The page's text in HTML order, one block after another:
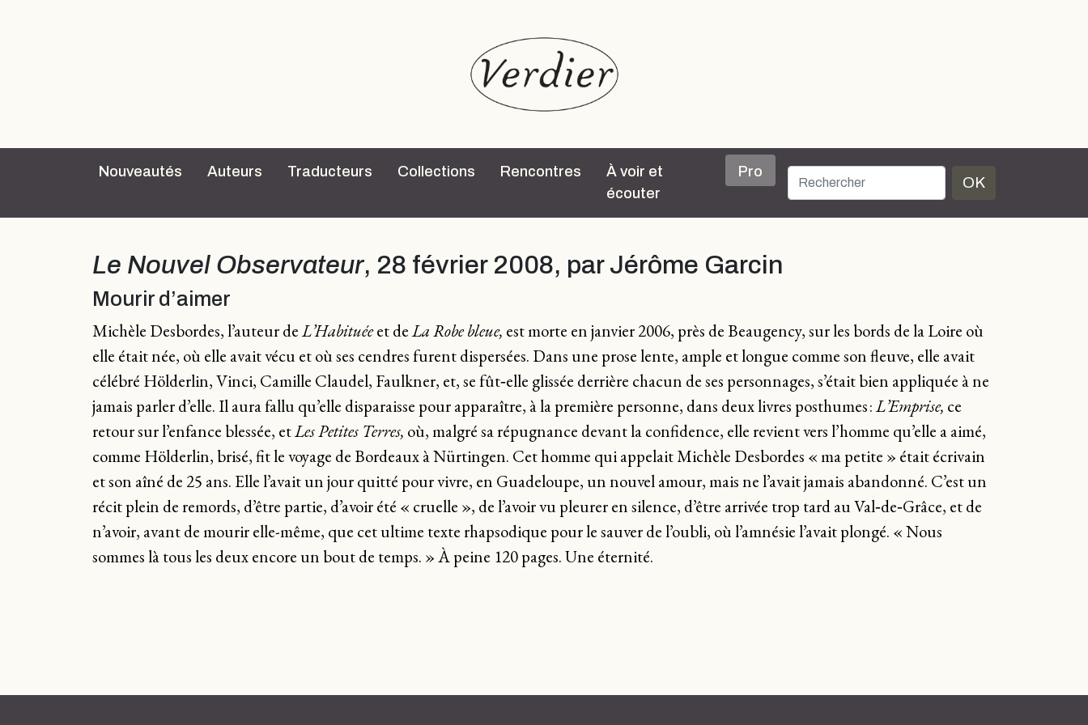
Nouveautés Auteurs Traducteurs Collections Rencontres
À voir et
écouter
Pro
OK
Le Nouvel Observateur, 28 février 2008, par Jérôme Garcin
Mourir d’aimer
Michèle Desbordes, l’auteur deL’Habituéeet deLa Robe bleue, est morte en janvier 2006, près de Beaugency, sur les bords de la Loire où
elle était née, où elle avait vécu et où ses cendres furent dispersées. Dans une prose lente, ample et longue comme son fleuve, elle avait
célébré Hölderlin, Vinci, Camille Claudel, Faulkner, et, se fût‑elle glissée derrière chacun de ses personnages, s’était bien appliquée à ne
jamais parler d’elle. Il aura fallu qu’elle disparaisse pour apparaître, à la première personne, dans deux livres posthumes :L’Emprise, ce
retour sur l’enfance blessée, etLes Petites Terres, où, malgré sa répugnance devant la confidence, elle revient vers l’homme qu’elle a aimé,
comme Hölderlin, brisé, fit le voyage de Bordeaux à Nürtingen. Cet homme qui appelait Michèle Desbordes « ma petite » était écrivain
et son aîné de 25 ans. Elle l’avait un jour quitté pour vivre, en Guadeloupe, un nouvel amour, mais ne l’avait jamais abandonné. C’est un
récit plein de remords, d’être partie, d’avoir été « cruelle », de l’avoir vu pleurer en silence, d’être arrivée trop tard au Val‑de‑Grâce, et de
n’avoir, avant de mourir elle-même, que cet ultime texte rhapsodique pour le sauver de l’oubli, où l’amnésie l’avait plongé. « Nous
sommes là tous les deux encore un bout de temps. » À peine 120 pages. Une éternité.